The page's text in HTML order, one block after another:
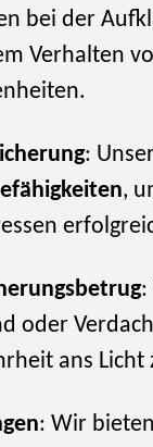
bei der
Verhalten
:
,
:
oder
ans Licht
: Wir